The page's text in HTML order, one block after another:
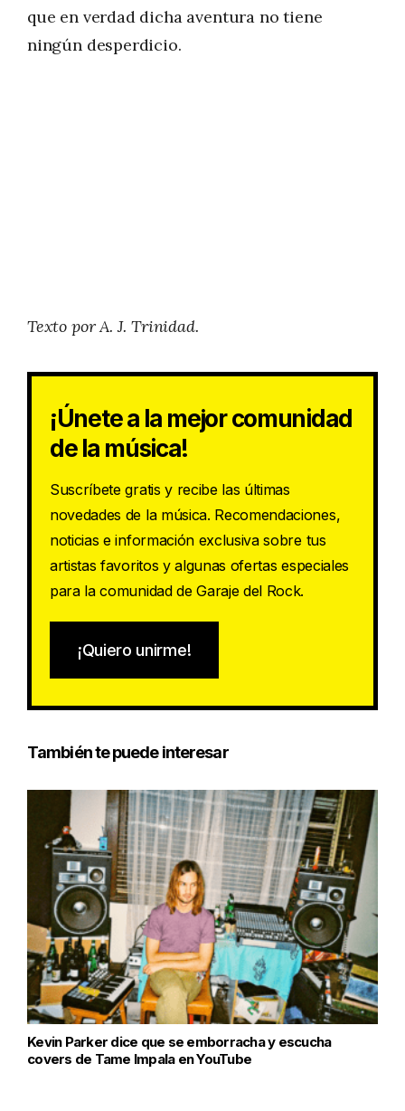
que en verdad dicha aventura no tiene
ningún desperdicio.
Texto por A. J. Trinidad.
¡Únete a la mejor comunidad
de la música!
Suscríbete gratis y recibe las últimas
novedades de la música. Recomendaciones,
noticias e información exclusiva sobre tus
artistas favoritos y algunas ofertas especiales
para la comunidad de Garaje del Rock.
¡Quiero unirme!
También te puede interesar
Kevin Parker dice que se emborracha y escucha
covers de Tame Impala en YouTube